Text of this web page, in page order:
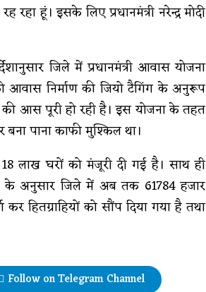
हूं। इसके लिए प्रधानमंत्री नरेन्द्र मोदी
जिले में प्रधानमंत्री आवास योजना
आवास निर्माण की जियो टैगिंग के अनुरूप
की आस पूरी हो रही है। इस योजना के तहत
पाना काफी मुश्किल था।
18 लाख घरों को मंजूरी दी गई है। साथ ही
के अनुसार जिले में अब तक 61784 हजार
हितग्राहियों को सौंप दिया गया है तथा
Follow on Telegram Channel